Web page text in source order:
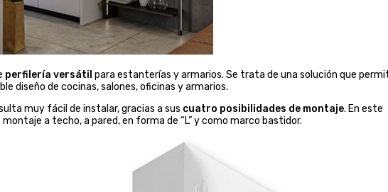
perfilería versátil para estanterías y armarios. Se trata de una solución que
diseño de cocinas, salones, oficinas y armarios.
muy fácil de instalar, gracias a sus cuatro posibilidades de montaje. En este
a techo, a pared, en forma de “L” y como marco bastidor.